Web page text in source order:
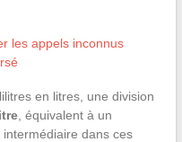
les appels inconnus
en litres, une division
, équivalent à un
dans ces